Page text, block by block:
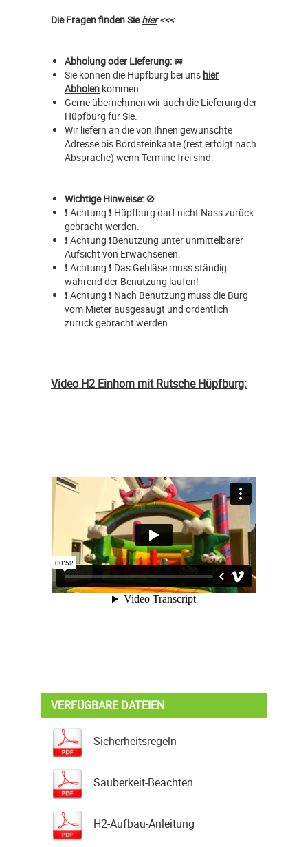
Die Fragen finden Siehier<<<
Abholung oder Lieferung:🚐
Sie können die Hüpfburg bei uns hier
Abholen kommen.
Gerne übernehmen wir auch die Lieferung der
Hüpfburg für Sie.
Wir liefern an die von Ihnen gewünschte
Adresse bis Bordsteinkante (rest erfolgt nach
Absprache) wenn Termine frei sind.
Wichtige Hinweise: 🚫
❗ Achtung ❗ Hüpfburg darf nicht Nass zurück
gebracht werden.
❗ Achtung ❗Benutzung unter unmittelbarer
Aufsicht von Erwachsenen.
❗ Achtung ❗ Das Gebläse muss ständig
während der Benutzung laufen!
❗ Achtung ❗ Nach Benutzung muss die Burg
vom Mieter ausgesaugt und ordentlich
zurück gebracht werden.
Video H2 Einhorn mit Rutsche Hüpfburg:
VERFÜGBARE DATEIEN
Sicherheitsregeln
Sauberkeit-Beachten
H2-Aufbau-Anleitung